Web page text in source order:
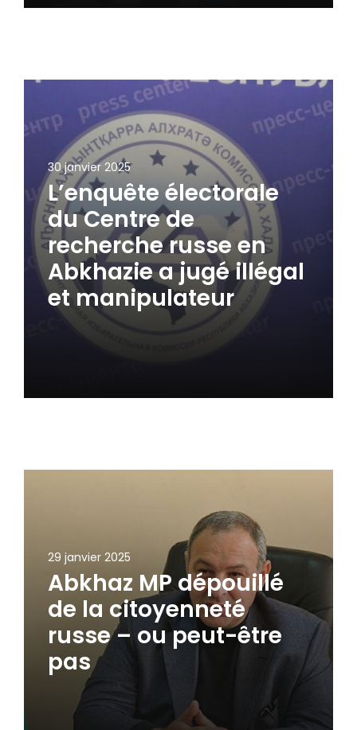
30 janvier 2025
L’enquête électorale
du Centre de
recherche russe en
Abkhazie a jugé illégal
et manipulateur
29 janvier 2025
Abkhaz MP dépouillé
de la citoyenneté
russe – ou peut-être
pas